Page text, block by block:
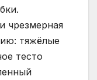
чрезмерная
тяжёлые
тесто